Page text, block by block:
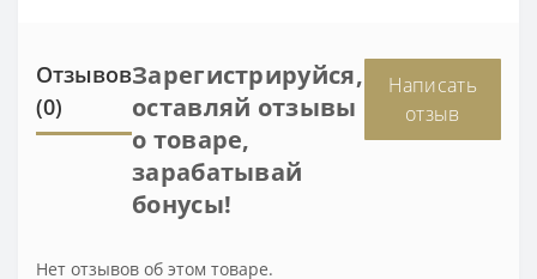
Отзывов
(0)
Зарегистрируйся,
оставляй отзывы
о товаре,
зарабатывай
бонусы!
Написать
отзыв
Нет отзывов об этом товаре.